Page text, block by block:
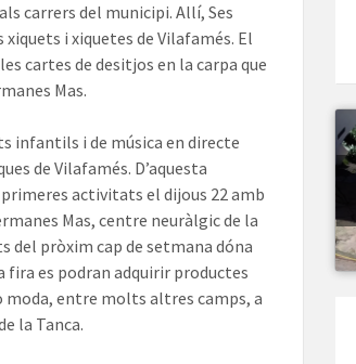
carrers del municipi. Allí, Ses
i xiquetes de Vilafamés. El
cartes de desitjos en la carpa que
Mas.
infantils i de música en directe
de Vilafamés. D’aquesta
activitats el dijous 22 amb
Mas, centre neuràlgic de la
del pròxim cap de setmana dóna
fira es podran adquirir productes
moda, entre molts altres camps, a
la Tanca.